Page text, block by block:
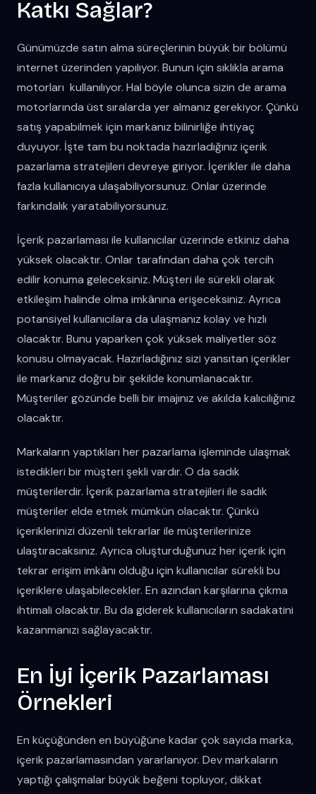
Katkı Sağlar?
Günümüzde satın alma süreçlerinin büyük bir bölümü
internet üzerinden yapılıyor. Bunun için sıklıkla arama
motorları kullanılıyor. Hal böyle olunca sizin de arama
motorlarında üst sıralarda yer almanız gerekiyor. Çünkü
satış yapabilmek için markanız bilinirliğe ihtiyaç
duyuyor. İşte tam bu noktada hazırladığınız içerik
pazarlama stratejileri devreye giriyor. İçerikler ile daha
fazla kullanıcıya ulaşabiliyorsunuz. Onlar üzerinde
farkındalık yaratabiliyorsunuz.
İçerik pazarlaması ile kullanıcılar üzerinde etkiniz daha
yüksek olacaktır. Onlar tarafından daha çok tercih
edilir konuma geleceksiniz. Müşteri ile sürekli olarak
etkileşim halinde olma imkânına erişeceksiniz. Ayrıca
potansiyel kullanıcılara da ulaşmanız kolay ve hızlı
olacaktır. Bunu yaparken çok yüksek maliyetler söz
konusu olmayacak. Hazırladığınız sizi yansıtan içerikler
ile markanız doğru bir şekilde konumlanacaktır.
Müşteriler gözünde belli bir imajınız ve akılda kalıcılığınız
olacaktır.
Markaların yaptıkları her pazarlama işleminde ulaşmak
istedikleri bir müşteri şekli vardır. O da sadık
müşterilerdir. İçerik pazarlama stratejileri ile sadık
müşteriler elde etmek mümkün olacaktır. Çünkü
içeriklerinizi düzenli tekrarlar ile müşterilerinize
ulaştıracaksınız. Ayrıca oluşturduğunuz her içerik için
tekrar erişim imkânı olduğu için kullanıcılar sürekli bu
içeriklere ulaşabilecekler. En azından karşılarına çıkma
ihtimali olacaktır. Bu da giderek kullanıcıların sadakatini
kazanmanızı sağlayacaktır.
En İyi İçerik Pazarlaması
Örnekleri
En küçüğünden en büyüğüne kadar çok sayıda marka,
içerik pazarlamasından yararlanıyor. Dev markaların
yaptığı çalışmalar büyük beğeni topluyor, dikkat